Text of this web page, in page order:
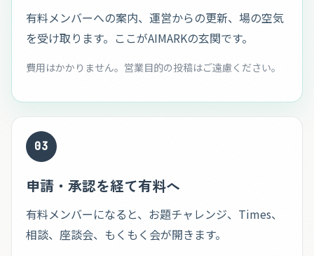
有料メンバーへの案内、運営からの更新、場の空気
を受け取ります。ここがAIMARKの玄関です。
費用はかかりません。営業目的の投稿はご遠慮ください。
03
申請・承認を経て有料へ
有料メンバーになると、お題チャレンジ、Times、
相談、座談会、もくもく会が開きます。